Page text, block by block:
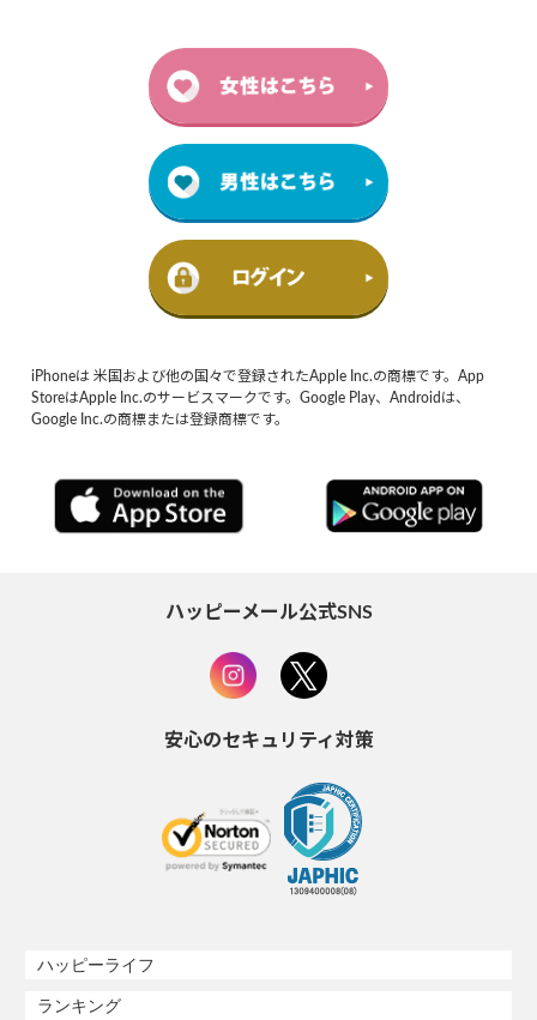
iPhoneは 米国および他の国々で登録されたApple Inc.の商標です。App
StoreはApple Inc.のサービスマークです。Google Play、Androidは、
Google Inc.の商標または登録商標です。
ハッピーメール公式SNS
安心のセキュリティ対策
ハッピーライフ
ランキング